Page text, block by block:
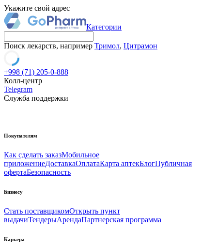
Укажите свой адрес
Категории
Поиск лекарств, например Тримол, Цитрамон
+998 (71) 205-0-888
Колл-центр
Telegram
Служба поддержки
Покупателям
Как сделать заказМобильное
приложениеДоставкаОплатаКарта аптекБлогПубличная
офертаБезопасность
Бизнесу
Стать поставщикомОткрыть пункт
выдачиТендерыАрендаПартнерская программа
Карьера